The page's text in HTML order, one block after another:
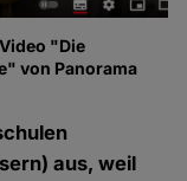
"Die
von Panorama
aus, weil